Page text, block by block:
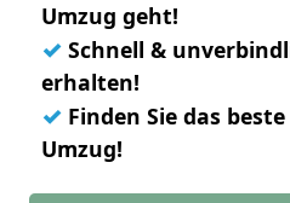
Umzug geht!
✓ Schnell &
erhalten!
✓ Finden Sie das
Umzug!